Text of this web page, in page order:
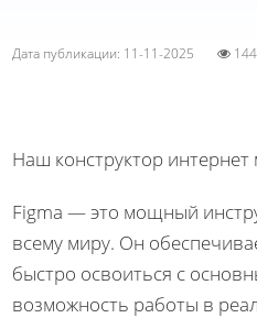
Дата публикации: 11-11-2025
Наш конструктор
Figma — это мощный
всему миру. Он
быстро освоиться с
возможность работы в